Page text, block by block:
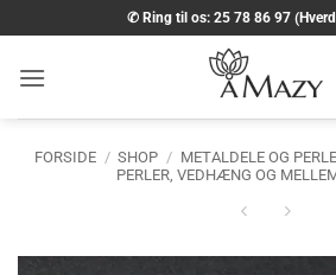
til
indhold
✆ Ring til os: 25 78 86 97
FORSIDE / SHOP / METALDELE OG
PERLER, VEDHÆNG OG